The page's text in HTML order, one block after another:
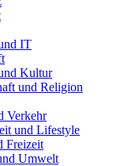
IT
Kultur
und Religion
Verkehr
und Lifestyle
Freizeit
Umwelt